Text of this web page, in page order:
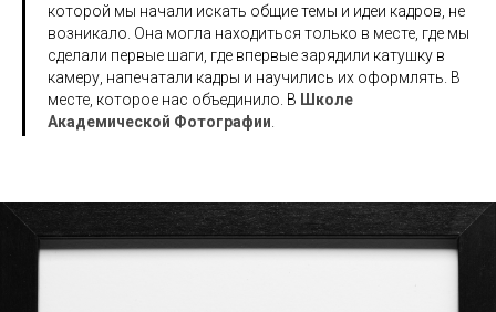
которой мы начали искать общие темы и идеи кадров, не
возникало. Она могла находиться только в месте, где мы
сделали первые шаги, где впервые зарядили катушку в
камеру, напечатали кадры и научились их оформлять. В
месте, которое нас объединило. В Школе
Академической Фотографии